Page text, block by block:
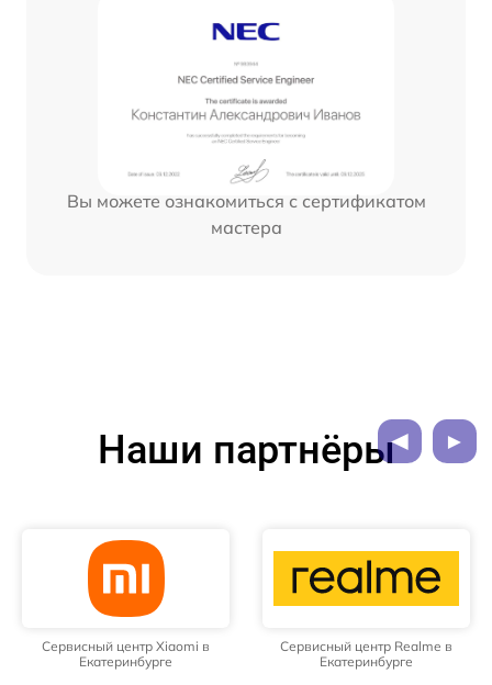
Вы можете ознакомиться с сертификатом
мастера
Наши партнёры
Сервисный центр Xiaomi в
Екатеринбурге
Сервисный центр Realme в
Екатеринбурге